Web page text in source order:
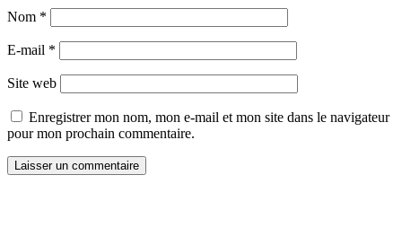
Nom *
E-mail *
Site web
Enregistrer mon nom, mon e-mail et mon site dans le navigateur
pour mon prochain commentaire.